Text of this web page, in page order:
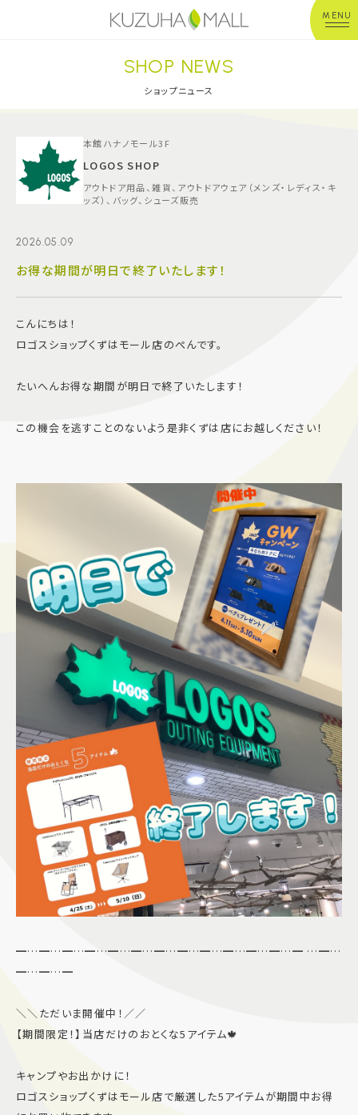
MENU
年中無休平 日：10:00~20:00
※店舗により異なる
ショップガイド
グルメ＆フード
施設案内
アクセス＆駐車場
よくあるご質問
スタッフ募集
プライバシーポリシー
Follow US
SHOP NEWS
ショップニュース
本館ハナノモール3F
LOGOS SHOP
アウトドア用品、雑貨、アウトドアウェア（メンズ・レディス・キ
ッズ）、バッグ、シューズ販売
2026.05.09
お得な期間が明日で終了いたします！
こんにちは！
ロゴスショップくずはモール店のぺんです。
たいへんお得な期間が明日で終了いたします！
この機会を逃すことのないよう是非くずは店にお越しください！
━…━…━…━…━…━…━…━…━…━…━…━…━ …━…
━…━…━
＼＼ただいま開催中！／／
【期間限定！】当店だけのおとくな5アイテム🍁
キャンプやお出かけに！
ロゴスショップくずはモール店で厳選した5アイテムが期間中お得